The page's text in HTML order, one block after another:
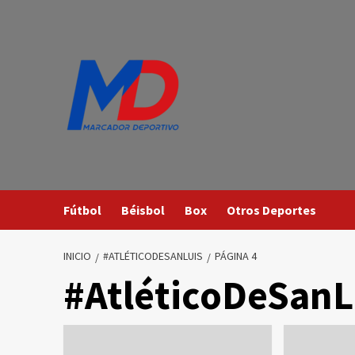
Fútbol Béisbol Box Otros Deportes
INICIO #ATLÉTICODESANLUIS PÁGINA 4